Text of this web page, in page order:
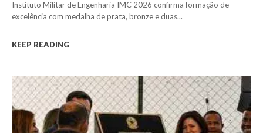
Instituto Militar de Engenharia IMC 2026 confirma formação de
excelência com medalha de prata, bronze e duas...
KEEP READING